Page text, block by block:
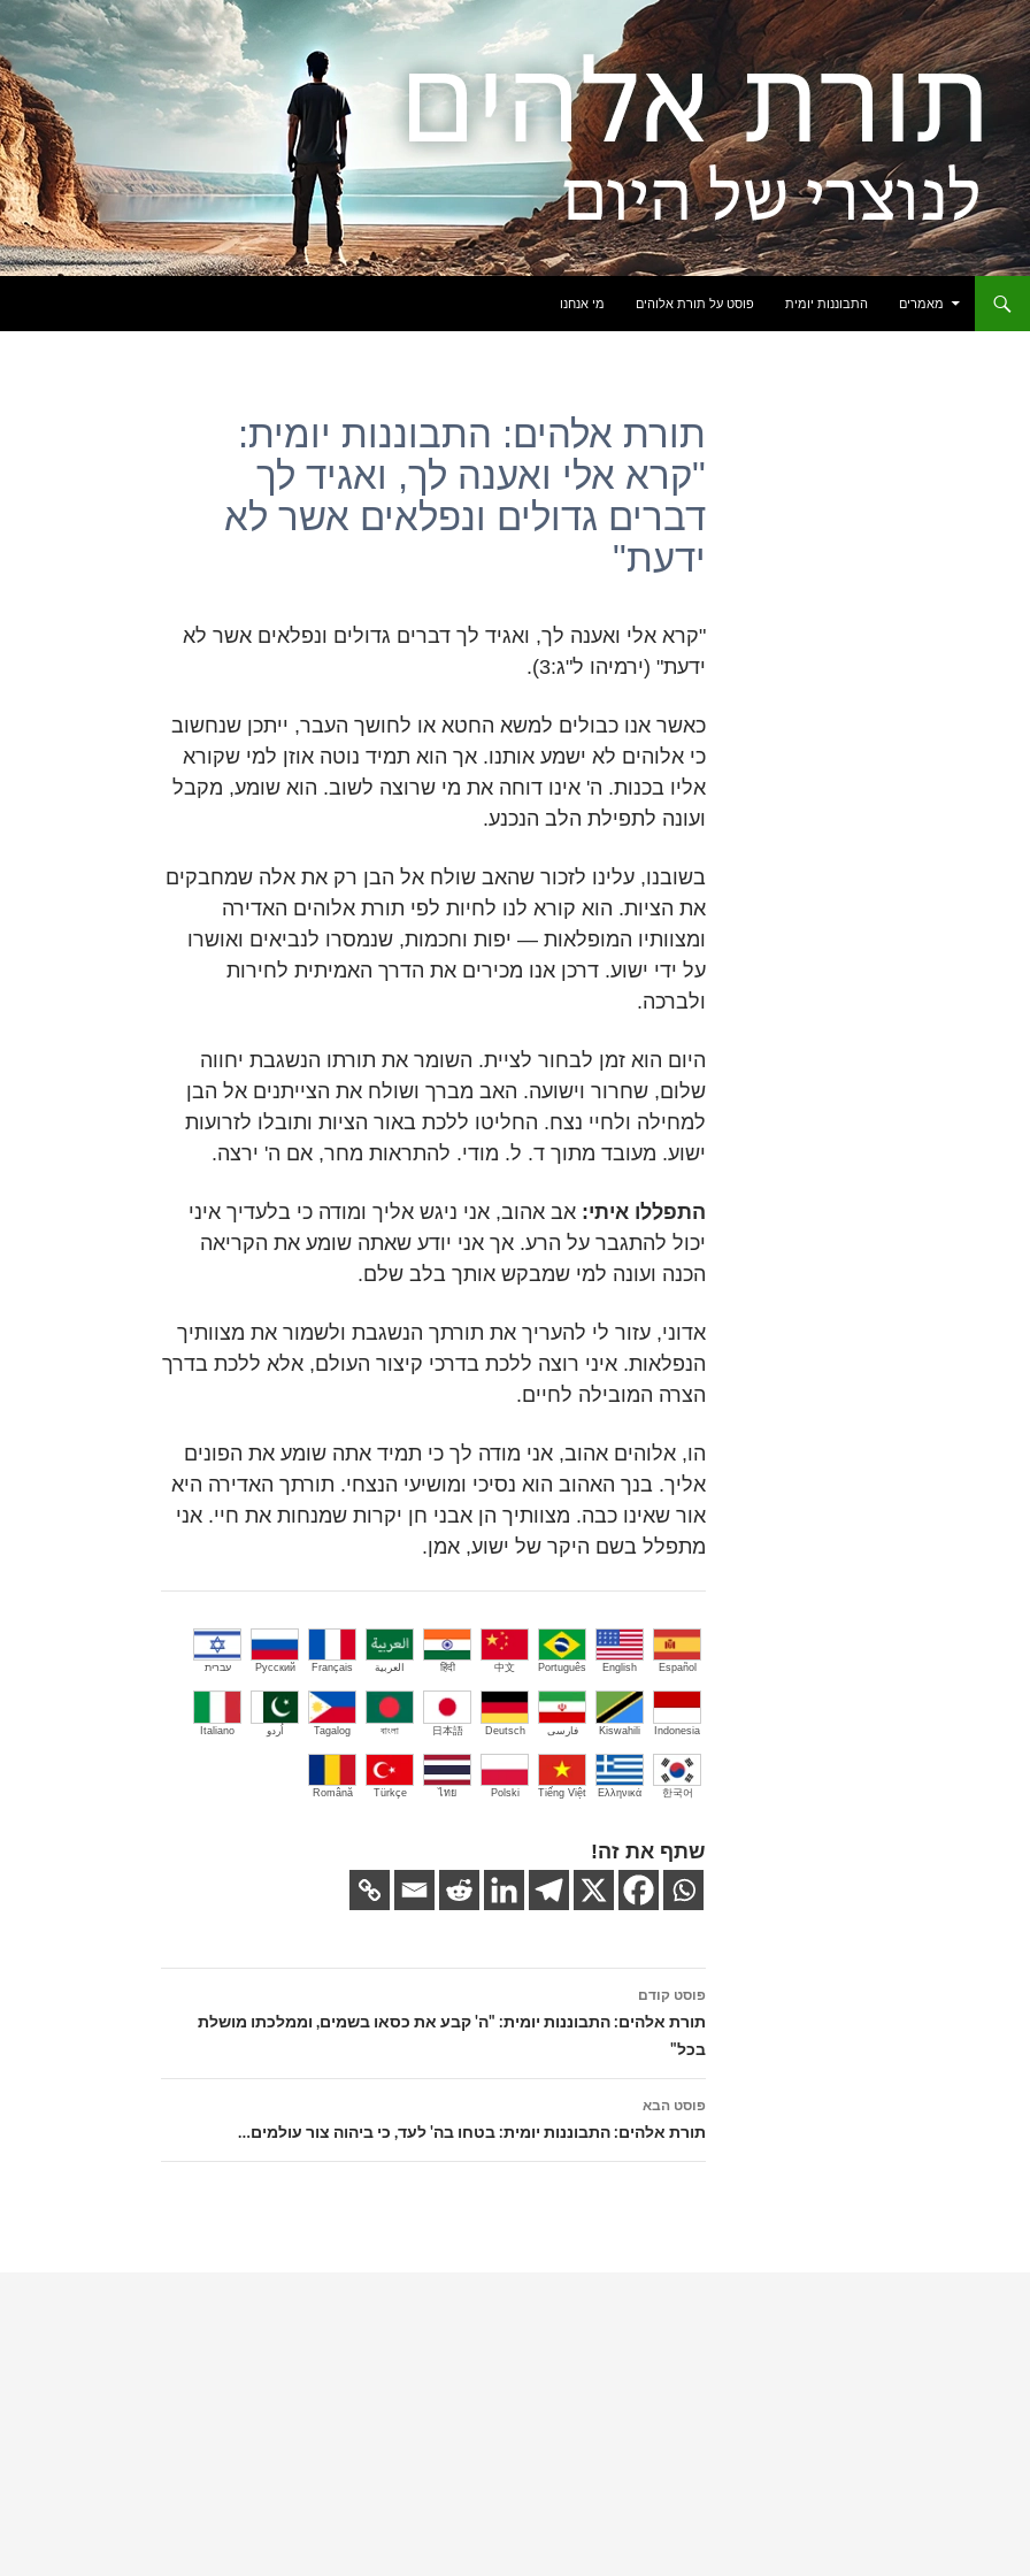
מאמרים
התבוננות יומית פוסט על תורת אלוהים מי אנחנו
תורת אלהים: התבוננות יומית:
"קרא אלי ואענה לך, ואגיד לך
דברים גדולים ונפלאים אשר לא
ידעת"
"קרא אלי ואענה לך, ואגיד לך דברים גדולים ונפלאים אשר לא
ידעת" (ירמיהו ל"ג:3).
כאשר אנו כבולים למשא החטא או לחושך העבר, ייתכן שנחשוב
כי אלוהים לא ישמע אותנו. אך הוא תמיד נוטה אוזן למי שקורא
אליו בכנות. ה' אינו דוחה את מי שרוצה לשוב. הוא שומע, מקבל
ועונה לתפילת הלב הנכנע.
בשובנו, עלינו לזכור שהאב שולח אל הבן רק את אלה שמחבקים
את הציות. הוא קורא לנו לחיות לפי תורת אלוהים האדירה
ומצוותיו המופלאות — יפות וחכמות, שנמסרו לנביאים ואושרו
על ידי ישוע. דרכן אנו מכירים את הדרך האמיתית לחירות
ולברכה.
היום הוא זמן לבחור לציית. השומר את תורתו הנשגבת יחווה
שלום, שחרור וישועה. האב מברך ושולח את הצייתנים אל הבן
למחילה ולחיי נצח. החליטו ללכת באור הציות ותובלו לזרועות
ישוע. מעובד מתוך ד. ל. מודי. להתראות מחר, אם ה' ירצה.
התפללו איתי: אב אהוב, אני ניגש אליך ומודה כי בלעדיך איני
יכול להתגבר על הרע. אך אני יודע שאתה שומע את הקריאה
הכנה ועונה למי שמבקש אותך בלב שלם.
אדוני, עזור לי להעריך את תורתך הנשגבת ולשמור את מצוותיך
הנפלאות. איני רוצה ללכת בדרכי קיצור העולם, אלא ללכת בדרך
הצרה המובילה לחיים.
הו, אלוהים אהוב, אני מודה לך כי תמיד אתה שומע את הפונים
אליך. בנך האהוב הוא נסיכי ומושיעי הנצחי. תורתך האדירה היא
אור שאינו כבה. מצוותיך הן אבני חן יקרות שמנחות את חיי. אני
מתפלל בשם היקר של ישוע, אמן.
Español
English
Português
中文
हिंदी العربية Français
Русский עברית
Indonesia
Kiswahili فارسی Deutsch
日本語
বাংলা
Tagalog اُردو Italiano
한국어
Ελληνικά
Tiếng Việt
Polski
ไทย
Türkçe
Română
שתף את זה!
ניווט
בפוסטים
פוסט קודם
תורת אלהים: התבוננות יומית: "ה' קבע את כסאו בשמים, וממלכתו מושלת
בכל"
פוסט הבא
תורת אלהים: התבוננות יומית: בטחו בה' לעד, כי ביהוה צור עולמים…